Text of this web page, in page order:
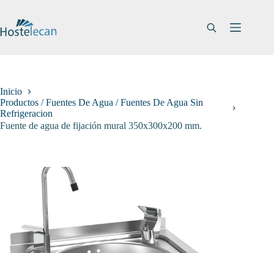
contenido
Inicio
Productos / Fuentes De Agua / Fuentes De Agua Sin
Refrigeracion
Fuente de agua de fijación mural 350x300x200 mm.